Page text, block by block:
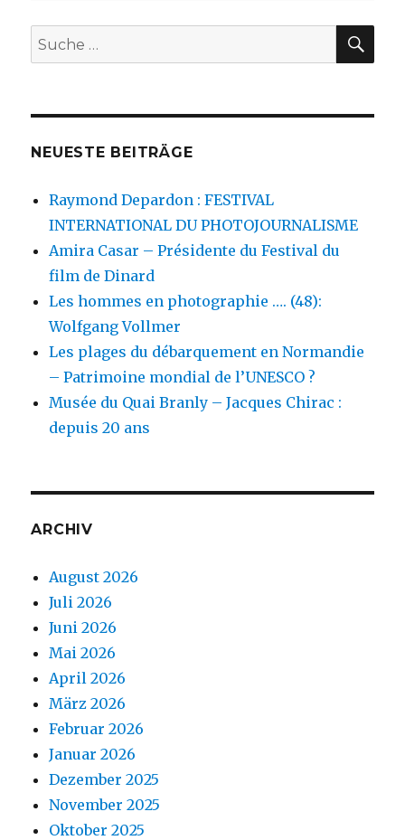
Suche
nach:
NEUESTE BEITRÄGE
Raymond Depardon : FESTIVAL
INTERNATIONAL DU PHOTOJOURNALISME
Amira Casar – Présidente du Festival du
film de Dinard
Les hommes en photographie …. (48):
Wolfgang Vollmer
Les plages du débarquement en Normandie
– Patrimoine mondial de l’UNESCO ?
Musée du Quai Branly – Jacques Chirac :
depuis 20 ans
ARCHIV
August 2026
Juli 2026
Juni 2026
Mai 2026
April 2026
März 2026
Februar 2026
Januar 2026
Dezember 2025
November 2025
Oktober 2025